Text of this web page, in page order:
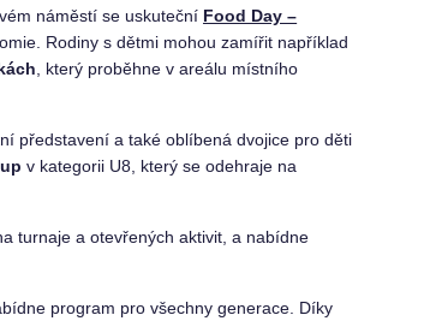
náměstí se uskuteční Food Day –
Rodiny s dětmi mohou zamířit například
, který proběhne v areálu místního
představení a také oblíbená dvojice pro děti
v kategorii U8, který se odehraje na
turnaje a otevřených aktivit, a nabídne
program pro všechny generace. Díky